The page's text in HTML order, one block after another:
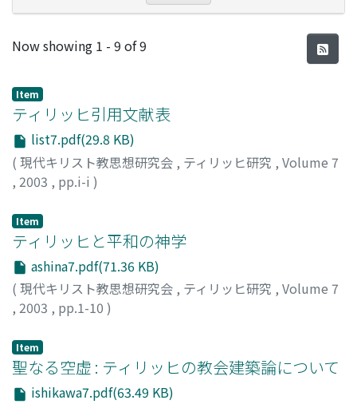
Recent Submissions
Now showing 1 - 9 of 9
Item
ティリッヒ引用文献表
list7.pdf(29.8 KB)
( 現代キリスト教思想研究会 , ティリッヒ研究 , Volume 7
, 2003 , pp.i-i )
Item
ティリッヒと平和の神学
ashina7.pdf(71.36 KB)
( 現代キリスト教思想研究会 , ティリッヒ研究 , Volume 7
, 2003 , pp.1-10 )
チItem
聖なる空虚 : ティリッヒの教会建築論について
ishikawa7.pdf(63.49 KB)